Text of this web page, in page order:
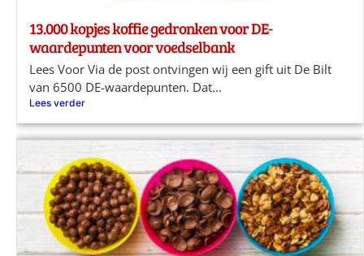
13.000 kopjes koffie gedronken voor DE-
waardepunten voor voedselbank
Lees Voor Via de post ontvingen wij een gift uit De Bilt
van 6500 DE-waardepunten. Dat...
Lees verder